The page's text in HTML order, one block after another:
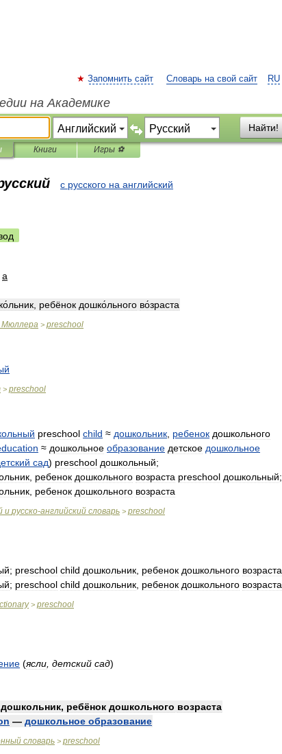
RU
Запомнить сайт Словарь на свой сайт
на Академике
Найти!
Книги Игры ⚽
с русского на английский
a
ребёнок дошко́льного во́зраста
Мюллера > preschool
> preschool
preschool child ≈ дошкольник ребенок дошкольного
≈ дошкольное образование детское дошкольное
сад) preschool дошкольный;
ребенок дошкольного возраста preschool дошкольный;
ребенок дошкольного возраста
и русско-английский словарь > preschool
; preschool child дошкольник ребенок дошкольного возраста
; preschool child дошкольник ребенок дошкольного возраста
> preschool
(ясли детский сад)
дошкольник, ребёнок дошкольного возраста
— дошкольное образование
словарь > preschool